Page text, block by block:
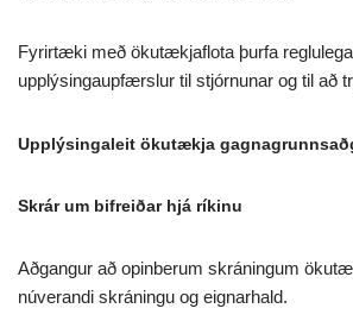
Fyrirtæki með ökutækjaflota þurfa
upplýsingaupfærslur til stjórnunar og til að
Upplýsingaleit ökutækja
Skrár um bifreiðar hjá ríkinu
Aðgangur að opinberum skráningum
núverandi skráningu og eignarhald.